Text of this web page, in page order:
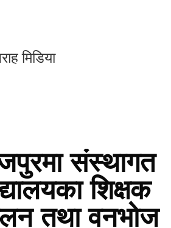
मिडिया
संस्थागत
शिक्षक
तथा वनभोज